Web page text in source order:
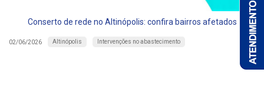
Conserto de rede no Altinópolis: confira bairros afetados
02/06/2026 Altinópolis Intervenções no abastecimento